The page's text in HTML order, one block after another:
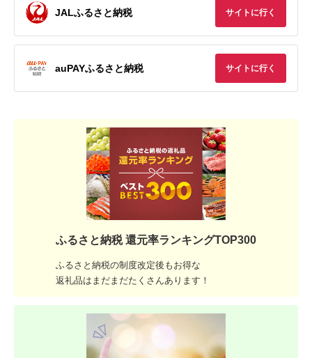
JALふるさと納税 サイトに行く
auPAYふるさと納税 サイトに行く
ふるさと納税 還元率ランキングTOP300
ふるさと納税の制度改定後もお得な
返礼品はまだまだたくさんあります！